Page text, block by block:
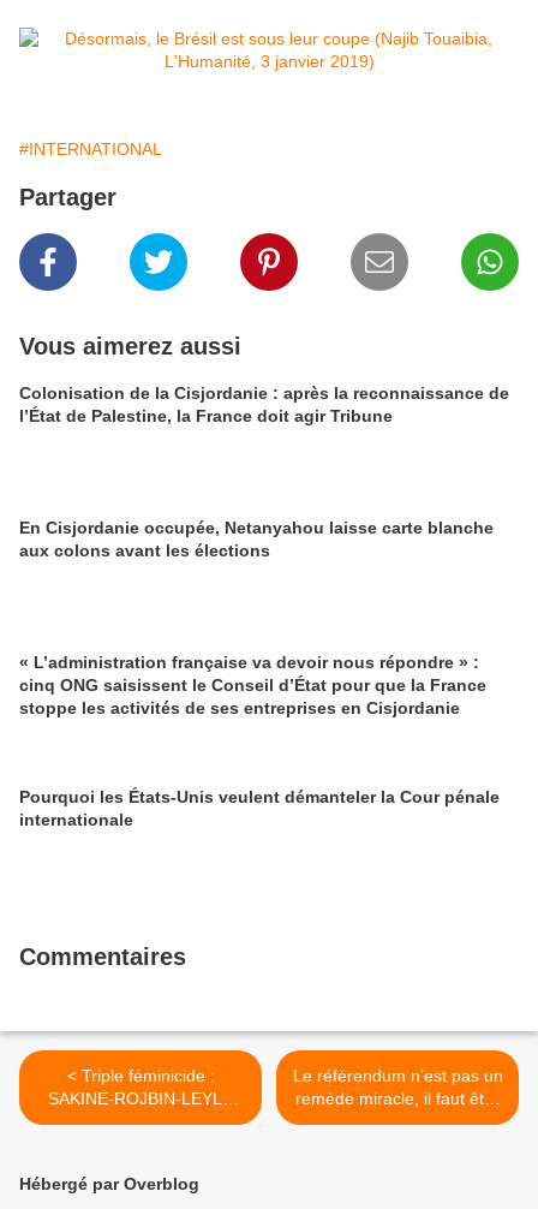
#INTERNATIONAL
Partager
Vous aimerez aussi
Colonisation de la Cisjordanie : après la reconnaissance de
l’État de Palestine, la France doit agir Tribune
En Cisjordanie occupée, Netanyahou laisse carte blanche
aux colons avant les élections
« L’administration française va devoir nous répondre » :
cinq ONG saisissent le Conseil d’État pour que la France
stoppe les activités de ses entreprises en Cisjordanie
Pourquoi les États-Unis veulent démanteler la Cour pénale
internationale
Commentaires
< Triple féminicide :
SAKINE-ROJBIN-LEYLA
assassinées en 2013 à
janvier
Le référendum n’est pas un
remède miracle, il faut être
très prudent - Cécile
Hébergé par Overblog